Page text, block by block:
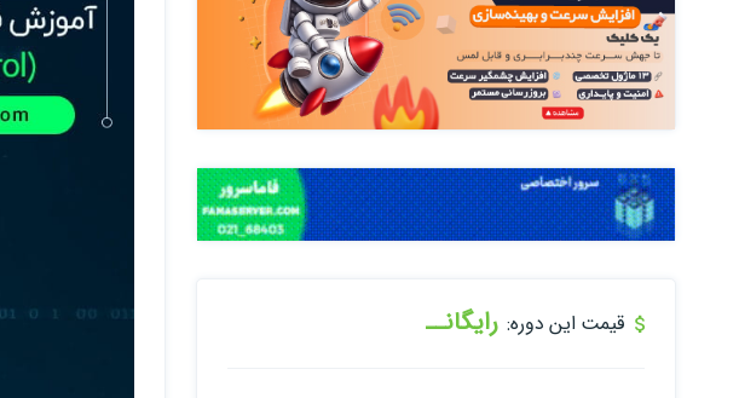
قیمت این دوره: رایگانــ